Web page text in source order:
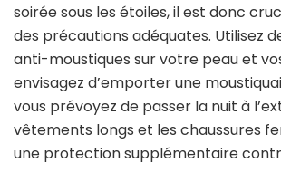
soirée sous les étoiles, il est donc
des précautions adéquates. Utilisez
anti-moustiques sur votre peau et
envisagez d’emporter une
vous prévoyez de passer la nuit à
vêtements longs et les chaussures
une protection supplémentaire